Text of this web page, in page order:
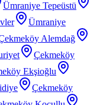
Ümraniye Tepeüstü
Ümraniye
Alemdağ
Çekmeköy
Ekşioğlu
Çekmeköy